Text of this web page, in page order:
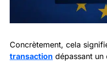
Concrètement, cela
transaction dépassant un